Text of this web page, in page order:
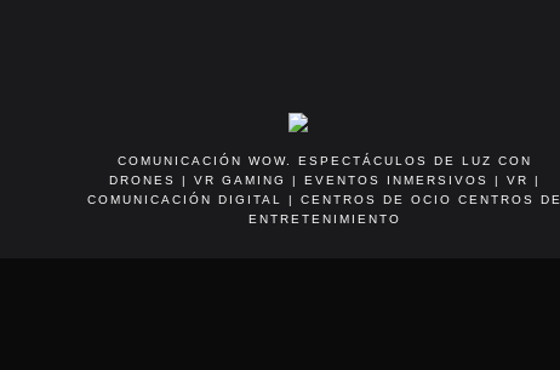
COMUNICACIÓN WOW. ESPECTÁCULOS DE LUZ CON
DRONES | VR GAMING | EVENTOS INMERSIVOS | VR |
COMUNICACIÓN DIGITAL | CENTROS DE OCIO CENTROS DE
ENTRETENIMIENTO